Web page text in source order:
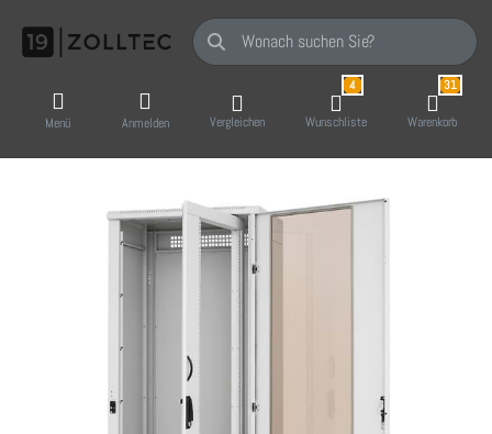
Geben Sie einen Suchbegriff ein. Während
Menü Anmelden Vergleichen
4
Wunschliste
31
Warenkorb